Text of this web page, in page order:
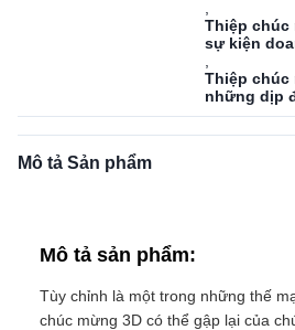
Thiệp chúc
sự kiện
Thiệp chúc
những dịp
Mô tả Sản phẩm
Mô tả sản phẩm:
Tùy chỉnh là một trong những thế
chúc mừng 3D có thể gập lại của